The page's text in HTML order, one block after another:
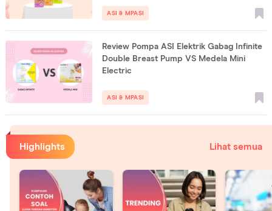
ASI & MPASI
Review Pompa ASI Elektrik Gabag Infinite
Double Breast Pump VS Medela Mini
Electric
ASI & MPASI
Highlights Lihat semua